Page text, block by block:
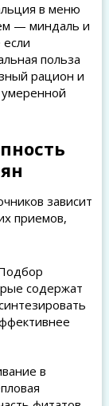
в меню
— миндаль и
польза
рацион и
умеренной
зависит
приемов,
содержат
в